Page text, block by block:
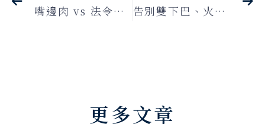
嘴邊肉 vs 法令紋怎麼分？整形外科醫師教你一眼辨別＋正確改善方式 告別雙下巴、火雞脖子！從電音波、肉毒到天鵝頸手術，全面比較7種頸部年輕化療程
更多文章